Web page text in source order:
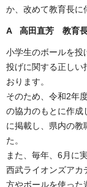
か、改めて教育長に
A 高田直芳 教育
小学生のボールを投
投げに関する正しい
おります。
そのため、令和2年
の協力のもとに作成
に掲載し、県内の教
た。
また、毎年、6月に
西武ライオンズアカ
方やボールを使った